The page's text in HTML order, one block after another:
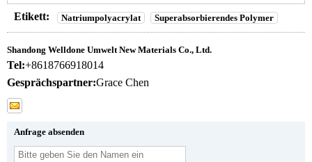
Etikett: Natriumpolyacrylat Superabsorbierendes Polymer
Shandong Welldone Umwelt New Materials Co., Ltd.
Tel:+8618766918014
Gesprächspartner:Grace Chen
Anfrage absenden